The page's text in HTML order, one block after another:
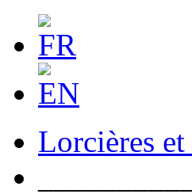
Lorcières